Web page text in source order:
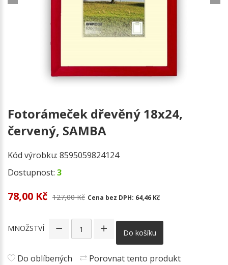
Fotorámeček dřevěný 18x24,
červený, SAMBA
Kód výrobku: 8595059824124
Dostupnost: 3
78,00 Kč 127,00 Kč Cena bez DPH: 64,46 Kč
MNOŽSTVÍ Do košíku
Do oblíbených Porovnat tento produkt